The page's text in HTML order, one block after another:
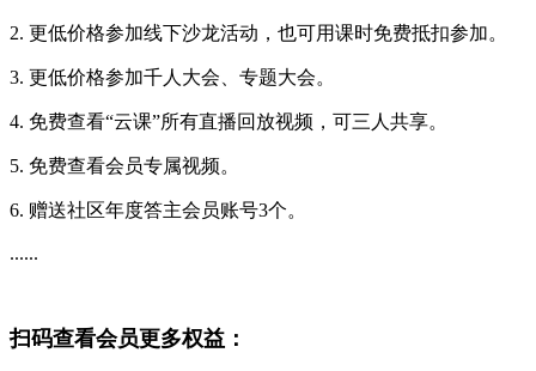
2. 更低价格参加线下沙龙活动，也可用课时免费抵扣参加。
3. 更低价格参加千人大会、专题大会。
4. 免费查看“云课”所有直播回放视频，可三人共享。
5. 免费查看会员专属视频。
6. 赠送社区年度答主会员账号3个。
......
扫码查看会员更多权益：